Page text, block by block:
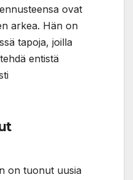
ovat
arkea. Hän on
tapoja, joilla
entistä
on tuonut uusia